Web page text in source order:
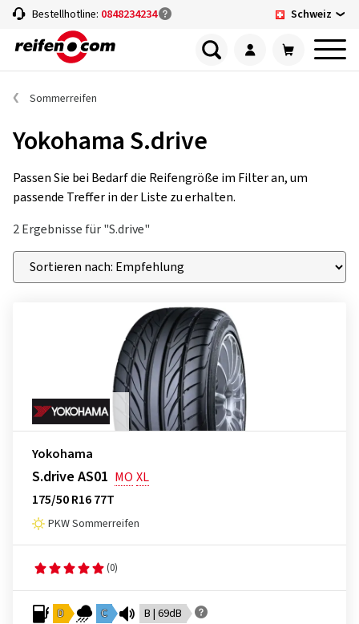
Bestellhotline: 0848234234 Schweiz
Sommerreifen
Yokohama S.drive
Passen Sie bei Bedarf die Reifengröße im Filter an, um
passende Treffer in der Liste zu erhalten.
2 Ergebnisse für "S.drive"
Yokohama
S.drive AS01 MO XL
175/50 R16 77T
PKW Sommerreifen
(0)
D C B | 69dB